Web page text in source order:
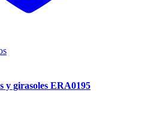
y girasoles ERA0195